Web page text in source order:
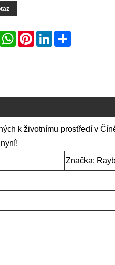
X WhatsAppPinterestLinkedIn
k životnímu prostředí v
Značka: